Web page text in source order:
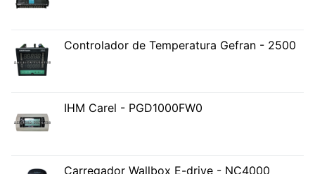
Controlador de Temperatura Gefran - 2500
IHM Carel - PGD1000FW0
Carregador Wallbox E-drive - NC4000